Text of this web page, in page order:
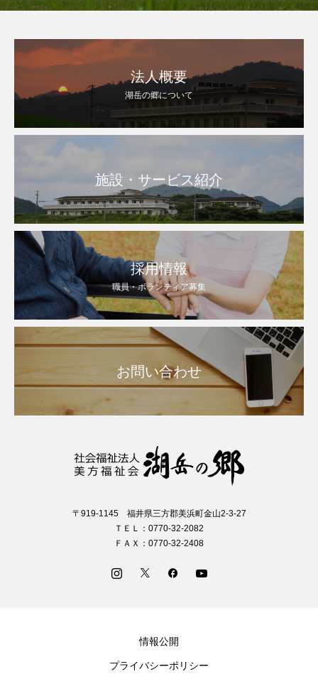
法人概要
湖岳の郷について
施設・サービス紹介
採用情報
職員・ボランティア募集
お問い合わせ
〒919-1145 福井県三方郡美浜町金山2-3-27
ＴＥＬ：0770-32-2082
ＦＡＸ：0770-32-2408
情報公開
プライバシーポリシー